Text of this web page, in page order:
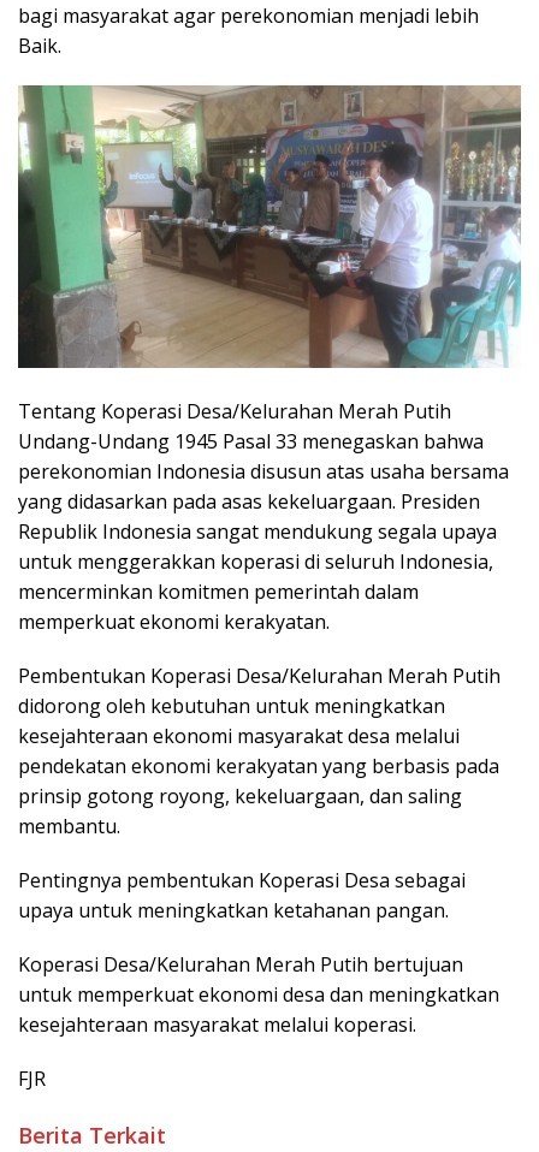
bagi masyarakat agar perekonomian menjadi lebih
Baik.
Tentang Koperasi Desa/Kelurahan Merah Putih
Undang-Undang 1945 Pasal 33 menegaskan bahwa
perekonomian Indonesia disusun atas usaha bersama
yang didasarkan pada asas kekeluargaan. Presiden
Republik Indonesia sangat mendukung segala upaya
untuk menggerakkan koperasi di seluruh Indonesia,
mencerminkan komitmen pemerintah dalam
memperkuat ekonomi kerakyatan.
Pembentukan Koperasi Desa/Kelurahan Merah Putih
didorong oleh kebutuhan untuk meningkatkan
kesejahteraan ekonomi masyarakat desa melalui
pendekatan ekonomi kerakyatan yang berbasis pada
prinsip gotong royong, kekeluargaan, dan saling
membantu.
Pentingnya pembentukan Koperasi Desa sebagai
upaya untuk meningkatkan ketahanan pangan.
Koperasi Desa/Kelurahan Merah Putih bertujuan
untuk memperkuat ekonomi desa dan meningkatkan
kesejahteraan masyarakat melalui koperasi.
FJR
Berita Terkait